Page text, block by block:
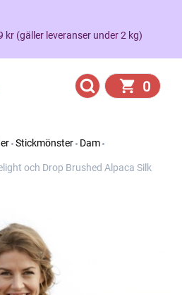
kr (gäller leveranser under 2 kg)
0
Stickmönster Dam
och Drop Brushed Alpaca Silk